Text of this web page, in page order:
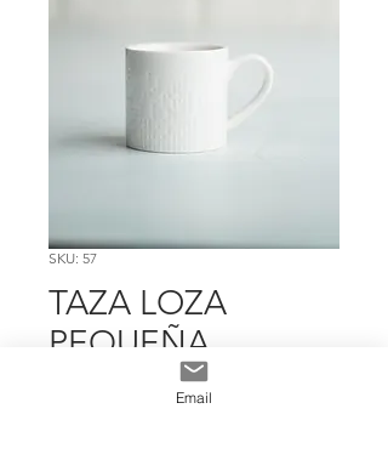
SKU: 57
TAZA LOZA
PEQUEÑA
TEXTURA BLANCA
Email